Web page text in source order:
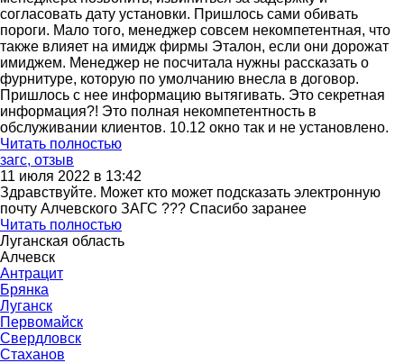
согласовать дату установки. Пришлось сами обивать
пороги. Мало того, менеджер совсем некомпетентная, что
также влияет на имидж фирмы Эталон, если они дорожат
имиджем. Менеджер не посчитала нужны рассказать о
фурнитуре, которую по умолчанию внесла в договор.
Пришлось с нее информацию вытягивать. Это секретная
информация?! Это полная некомпетентность в
обслуживании клиентов. 10.12 окно так и не установлено.
Читать полностью
загс, отзыв
11 июля 2022 в 13:42
Здравствуйте. Может кто может подсказать электронную
почту Алчевского ЗАГС ??? Спасибо заранее
Читать полностью
Луганская область
Алчевск
Антрацит
Брянка
Луганск
Первомайск
Свердловск
Стаханов